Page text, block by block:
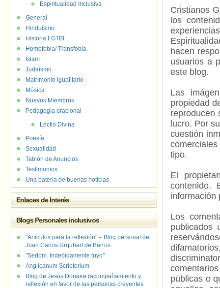
Cristianos
los
hacen
usuarios a
este blog.
Las
propiedad
reproducen
lucro. Por
cuestión
tipo.
El
contenido.
información
Los
publicados
públicas o
Espiritualidad Inclusiva
General
Hinduísmo
Historia LGTBI
Homofobia/ Transfobia.
Islam
Judaísmo
Matrimonio igualitario
Música
Nuevos Miembros
Pedagogía oracional
Lectio Divina
Poesía
Sexualidad
Tablón de Anuncios
Testimonios
Una batería de buenas noticias
Enlaces de Interés
Blogs Personales inclusivos
"Artículos para la reflexión" – Blog personal de
Juan Carlos Urquhart de Barros.
"Sedom. Indebidamente tuyo"
Anglicanum Scriptorium
Blog de Jesús Donaire (acompañamiento y
reflexión en favor de las personas creyentes